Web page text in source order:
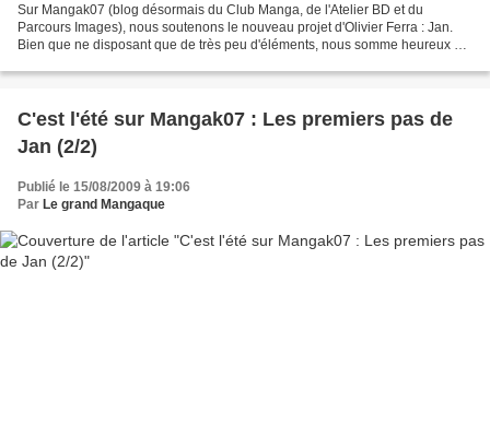
Sur Mangak07 (blog désormais du Club Manga, de l'Atelier BD et du
Parcours Images), nous soutenons le nouveau projet d'Olivier Ferra : Jan.
Bien que ne disposant que de très peu d'éléments, nous somme heureux de
C'est l'été sur Mangak07 : Les premiers pas de
Jan (2/2)
Publié le 15/08/2009 à 19:06
Par Le grand Mangaque